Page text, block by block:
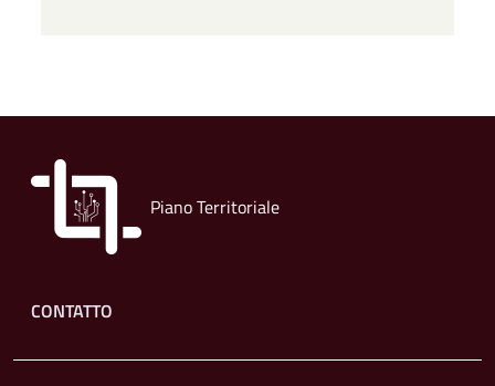
Piano Territoriale
Footer menu
CONTATTO